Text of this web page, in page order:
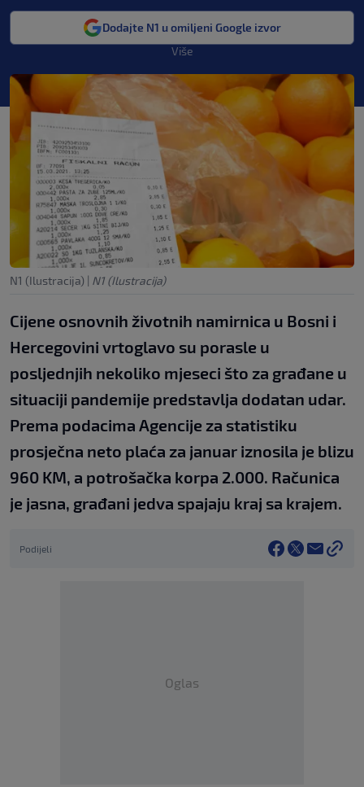
Dodajte N1 u omiljeni Google izvor
Više
N1 (Ilustracija) | N1 (Ilustracija)
Cijene osnovnih životnih namirnica u Bosni i
Hercegovini vrtoglavo su porasle u
posljednjih nekoliko mjeseci što za građane u
situaciji pandemije predstavlja dodatan udar.
Prema podacima Agencije za statistiku
prosječna neto plaća za januar iznosila je blizu
960 KM, a potrošačka korpa 2.000. Računica
je jasna, građani jedva spajaju kraj sa krajem.
Podijeli
Oglas